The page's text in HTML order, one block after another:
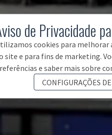
de Privacidade
cookies para melhorar
site e para fins de marketing.
e saber mais sobre
CONFIGURAÇÕES